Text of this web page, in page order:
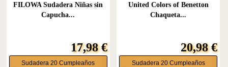
FILOWA Sudadera Niñas sin
Capucha...
17,98 €
Sudadera 20 Cumpleaños
United Colors of Benetton
Chaqueta...
20,98 €
Sudadera 20 Cumpleaños